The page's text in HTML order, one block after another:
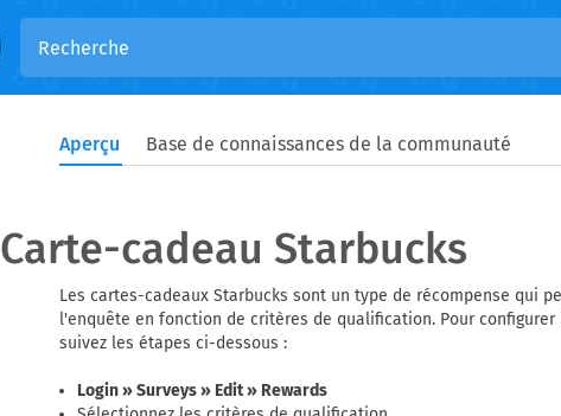
Aperçu Base de connaissances de la communauté
Carte-cadeau Starbucks
Les cartes-cadeaux Starbucks sont un type de récompense qui
l'enquête en fonction de critères de qualification. Pour
suivez les étapes ci-dessous :
Login » Surveys » Edit » Rewards